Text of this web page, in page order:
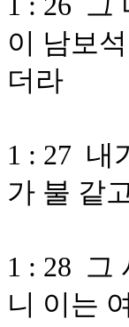
이 남보
더라
1 : 27 내
가 불 같
1 : 28 그
니 이는